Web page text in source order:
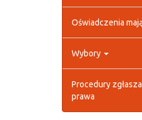
Oświadczenia
Wybory
Procedury
prawa